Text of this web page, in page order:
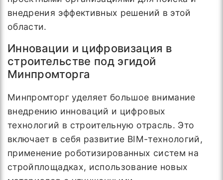
внедрения эффективных решений в этой
области.
Инновации и цифровизация в
строительстве под эгидой
Минпромторга
Минпромторг уделяет большое внимание
внедрению инноваций и цифровых
технологий в строительную отрасль. Это
включает в себя развитие BIM-технологий,
применение роботизированных систем на
стройплощадках, использование новых